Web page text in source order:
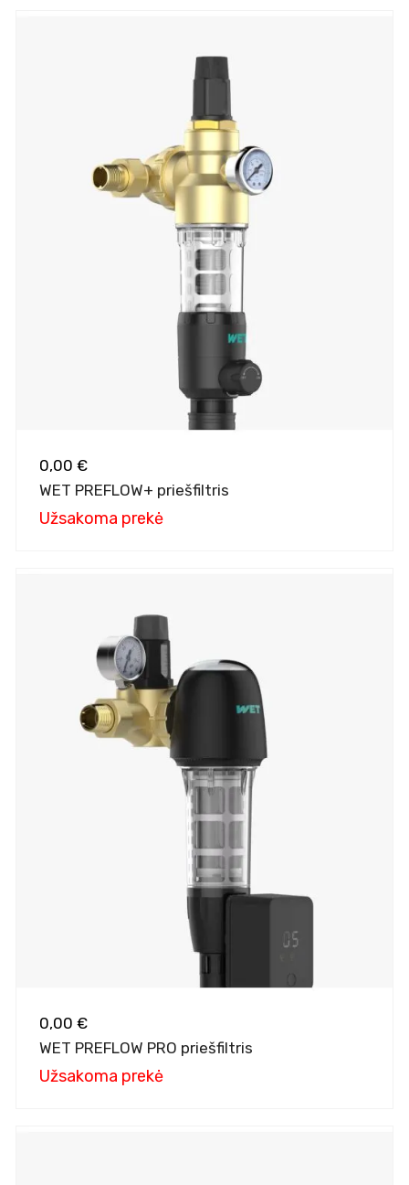
0,00 €
WET PREFLOW+ priešfiltris
Užsakoma prekė
0,00 €
WET PREFLOW PRO priešfiltris
Užsakoma prekė